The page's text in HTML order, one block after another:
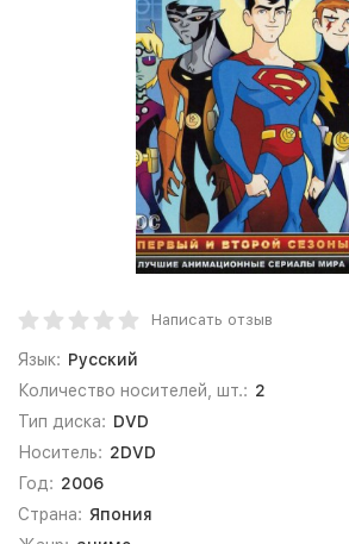
Написать отзыв
Язык: Русский
Количество носителей, шт.: 2
Тип диска: DVD
Носитель: 2DVD
Год: 2006
Страна: Япония